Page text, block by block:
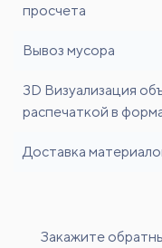
просчета
Вывоз мусора
3D Визуализация
распечаткой в
Доставка
Закажите